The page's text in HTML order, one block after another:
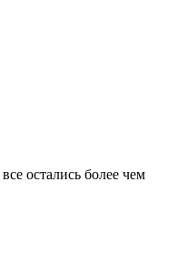
остались более чем